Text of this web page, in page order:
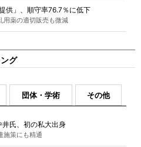
供」、順守率76.7％に低下
用薬の適切販売も微減
グ
団体・学術 その他
氏、初の私大出身
施策にも精通